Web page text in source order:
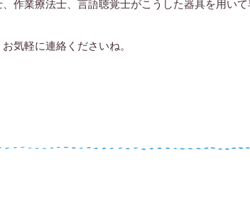
作業療法士、言語聴覚士がこうした器具を用い
気軽に連絡くださいね。